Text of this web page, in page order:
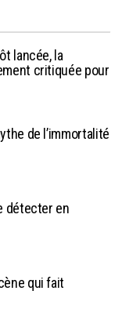
lancée, la
critiquée pour
de l’immortalité
détecter en
qui fait